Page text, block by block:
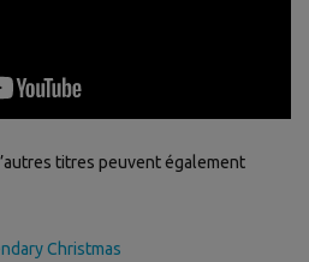
titres peuvent également
Christmas